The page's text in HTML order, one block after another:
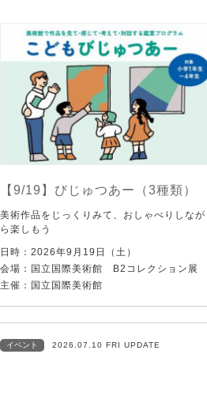
【9/19】びじゅつあー（3種類）
美術作品をじっくりみて、おしゃべりしなが
ら楽しもう
日時：2026年9月19日（土）
会場：国立国際美術館 B2コレクション展
主催：国立国際美術館
イベント 2026.07.10 FRI UPDATE